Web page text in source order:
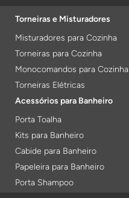
Torneiras e Misturadores
Misturadores para Cozinha
Torneiras para Cozinha
Monocomandos para Cozinha
Torneiras Elétricas
Acessórios para Banheiro
Porta Toalha
Kits para Banheiro
Cabide para Banheiro
Papeleira para Banheiro
Porta Shampoo